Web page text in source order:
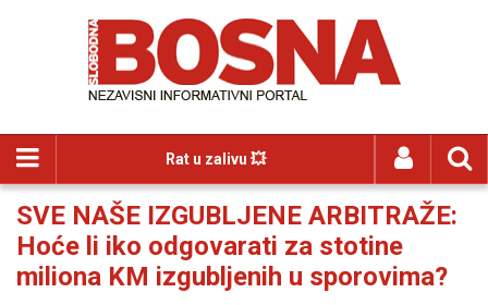
Rat u zalivu 💥
SVE NAŠE IZGUBLJENE ARBITRAŽE:
Hoće li iko odgovarati za stotine
miliona KM izgubljenih u sporovima?